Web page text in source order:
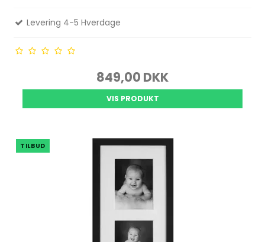
Levering 4-5 Hverdage
849,00 DKK
VIS PRODUKT
TILBUD